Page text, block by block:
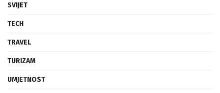
SVIJET
TECH
TRAVEL
TURIZAM
UMJETNOST